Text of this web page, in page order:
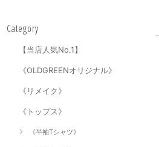
Category
【当店人気No.1】
《OLDGREENオリジナル》
《リメイク》
《トップス》
《半袖Tシャツ》